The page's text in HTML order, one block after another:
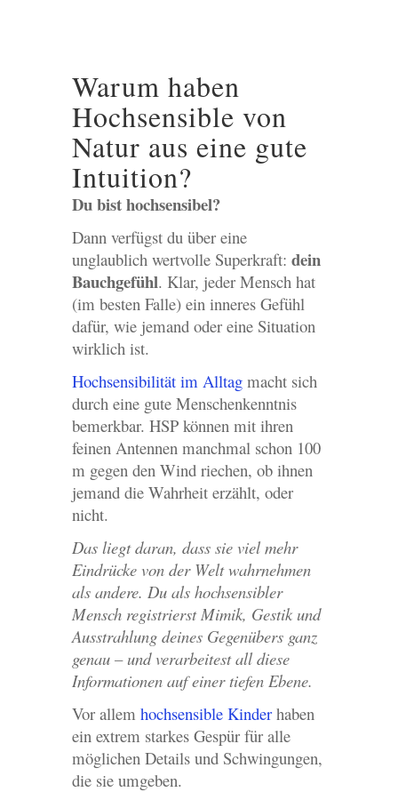
Warum haben
Hochsensible von
Natur aus eine gute
Intuition?
Du bist hochsensibel?
Dann verfügst du über eine
unglaublich wertvolle Superkraft: dein
Bauchgefühl. Klar, jeder Mensch hat
(im besten Falle) ein inneres Gefühl
dafür, wie jemand oder eine Situation
wirklich ist.
Hochsensibilität im Alltagmacht sich
durch eine gute Menschenkenntnis
bemerkbar. HSP können mit ihren
feinen Antennen manchmal schon 100
m gegen den Wind riechen, ob ihnen
jemand die Wahrheit erzählt, oder
nicht.
Das liegt daran, dass sie viel mehr
Eindrücke von der Welt wahrnehmen
als andere. Du als hochsensibler
Mensch registrierst Mimik, Gestik und
Ausstrahlung deines Gegenübers ganz
genau – und verarbeitest all diese
Informationen auf einer tiefen Ebene.
Vor allem hochsensible Kinderhaben
ein extrem starkes Gespür für alle
möglichen Details und Schwingungen,
die sie umgeben.